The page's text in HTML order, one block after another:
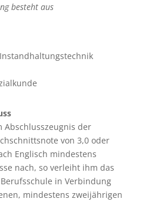
besteht aus
Abschlusszeugnis der
von 3,0 oder
Englisch mindestens
nach, so verleiht ihm das
in Verbindung
mindestens zweijährigen